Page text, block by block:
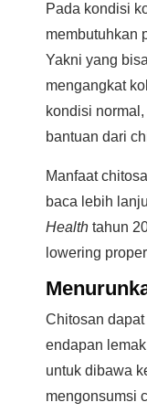
Pada kondisi
membutuhkan
Yakni yang
mengangkat
kondisi
bantuan dari
Manfaat
baca lebih
Health tahun
lowering
Chitosan
endapan
untuk dibawa
mengonsumsi